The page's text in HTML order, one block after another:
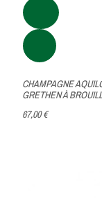
CHAMPAGNE
GRETHEN À
67,00 €